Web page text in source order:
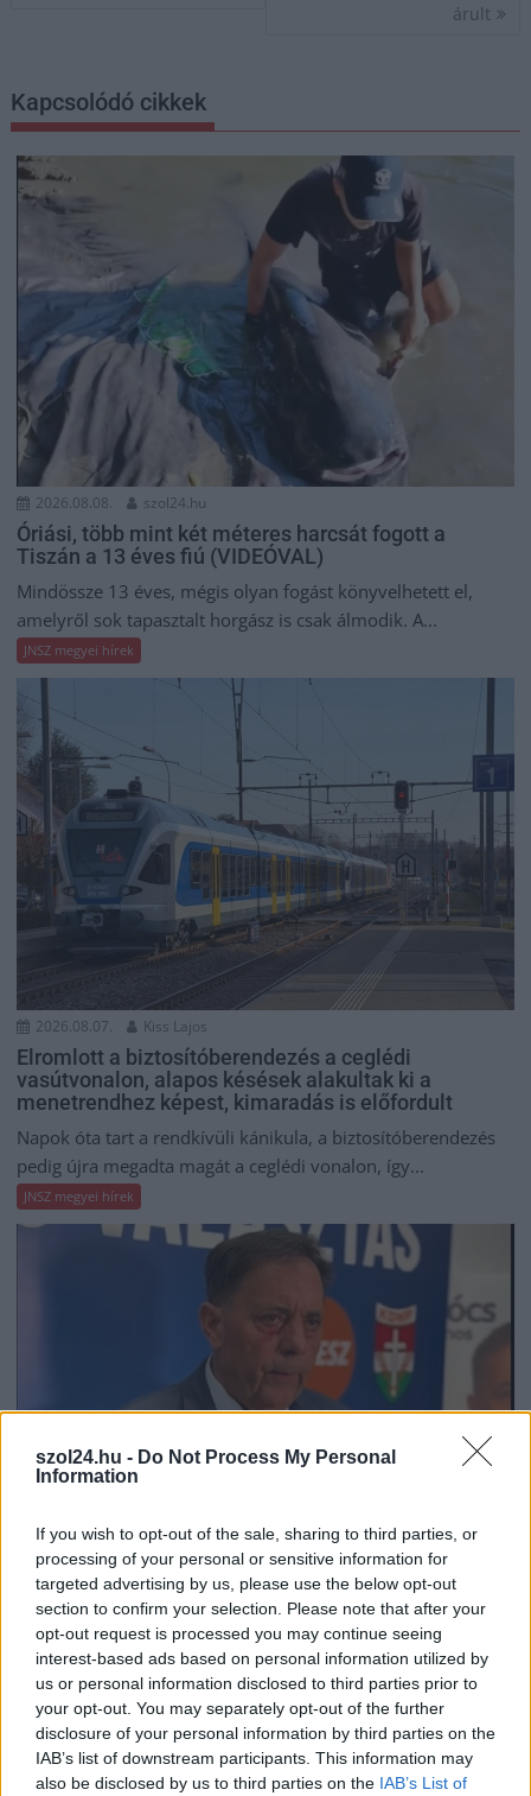
szol24.hu - Do Not Process My Personal
Information
If you wish to opt-out of the sale, sharing to third parties, or
processing of your personal or sensitive information for
targeted advertising by us, please use the below opt-out
section to confirm your selection. Please note that after your
opt-out request is processed you may continue seeing
interest-based ads based on personal information utilized by
us or personal information disclosed to third parties prior to
your opt-out. You may separately opt-out of the further
disclosure of your personal information by third parties on the
IAB’s list of downstream participants. This information may
also be disclosed by us to third parties on the IAB’s List of
árult
Kapcsolódó cikkek
2026.08.08. szol24.hu
Óriási, több mint két méteres harcsát fogott a
Tiszán a 13 éves fiú (VIDEÓVAL)
Mindössze 13 éves, mégis olyan fogást könyvelhetett el,
amelyről sok tapasztalt horgász is csak álmodik. A...
JNSZ megyei hírek
2026.08.07. Kiss Lajos
Elromlott a biztosítóberendezés a ceglédi
vasútvonalon, alapos késések alakultak ki a
menetrendhez képest, kimaradás is előfordult
Napok óta tart a rendkívüli kánikula, a biztosítóberendezés
pedig újra megadta magát a ceglédi vonalon, így...
JNSZ megyei hírek
2026.08.06. Kiss Lajos
Sok volt az igazolatlan hiányzás, Pócs János
fizetéslevonást kapott, más fideszesek még
kevesebbet vittek haza
A jászsági fideszes képviselő túl sokszor hiányzott
igazolatlanul a szavazásokról, de még mindig olcsón
megúszta ahhoz...
JNSZ megyei hírek